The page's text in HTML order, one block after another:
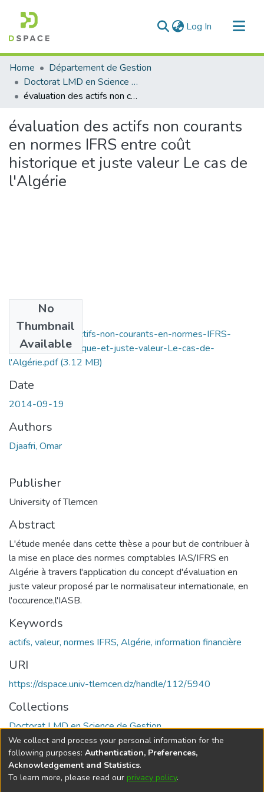
Log In (current)
Communities & Collections
All of DSpace
Statistics
Home
Département de Gestion
Doctorat LMD en Science de Gestion
évaluation des actifs non courants en normes IFRS entre coût historique et juste valeur Le cas de l'Algérie
évaluation des actifs non courants
en normes IFRS entre coût
historique et juste valeur Le cas de
l'Algérie
No
Thumbnail
Available
évaluation-des-actifs-non-courants-en-normes-IFRS-
entre-coût-historique-et-juste-valeur-Le-cas-de-
l'Algérie.pdf(3.12 MB)
Date
2014-09-19
Authors
Djaafri, Omar
Publisher
University of Tlemcen
Abstract
L'étude menée dans cette thèse a pour but de contribuer à
la mise en place des normes comptables IAS/IFRS en
Algérie à travers l'application du concept d'évaluation en
juste valeur proposé par le normalisateur internationale, en
l'occurence,l'IASB.
Keywords
actifs, valeur, normes IFRS, Algérie, information financière
URI
https://dspace.univ-tlemcen.dz/handle/112/5940
Collections
Doctorat LMD en Science de Gestion
Full item page
DSpace softwarecopyright © 2002-2026
We collect and process your personal information for the
following purposes: Authentication, Preferences,
Acknowledgement and Statistics.
To learn more, please read our privacy policy.